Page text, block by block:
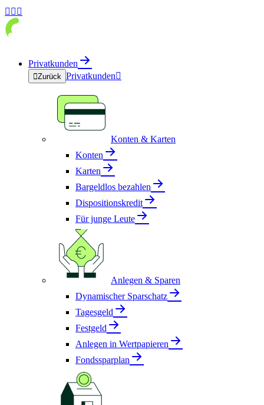
  
Privatkunden
Zurück Privatkunden
Konten & Karten
Konten
Karten
Bargeldlos bezahlen
Dispositionskredit
Für junge Leute
Anlegen & Sparen
Dynamischer Sparschatz
Tagesgeld
Festgeld
Anlegen in Wertpapieren
Fondssparplan